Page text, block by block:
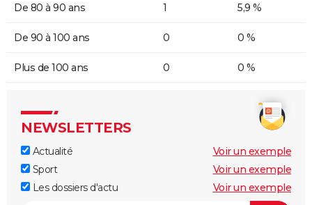
De 80 à 90 ans 1 5,9 %
De 90 à 100 ans 0 0 %
Plus de 100 ans 0 0 %
NEWSLETTERS
Actualité
Voir un exemple
Sport
Voir un exemple
Les dossiers d'actu
Voir un exemple